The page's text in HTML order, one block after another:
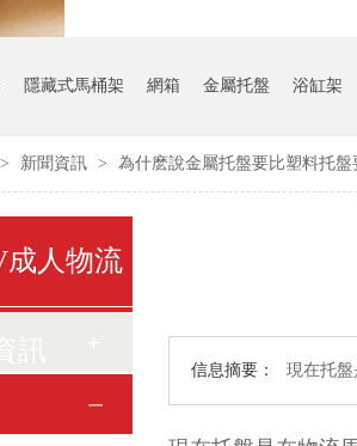
隱藏式馬桶架 網箱 金屬托盤 浴缸架
> 新聞資訊 > 為什麽說金屬托盤要比塑料托盤
信息摘要： 現在托盤
成人物流
訊